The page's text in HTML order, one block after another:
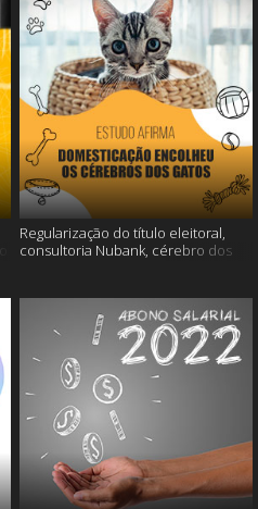
Regularização do título eleitoral,
consultoria Nubank, cérebro dos